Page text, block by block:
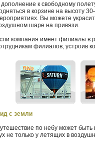
дополнение к свободному
в корзине на высоту
Вы можете
шаре на привязи.
компания имеет филиалы в
филиалов, устроив
с земли
по небу может быть
не только у летящих в